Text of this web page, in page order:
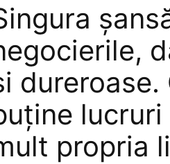
dureroase.
propria